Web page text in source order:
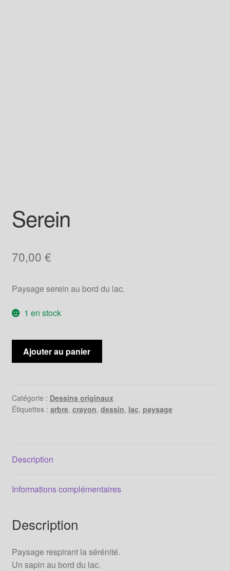
Serein
70,00 €
Paysage serein au bord du lac.
1 en stock
quantité
Ajouter au panier
Catégorie : Dessins originaux
Étiquettes : arbre, crayon, dessin, lac, paysage
Description
Informations complémentaires
Description
Paysage respirant la sérénité.
Un sapin au bord du lac.